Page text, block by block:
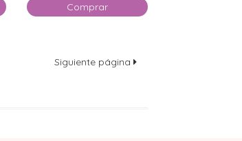
Comprar
Siguiente página